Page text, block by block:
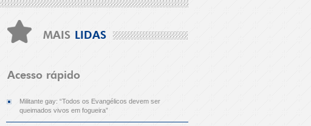
MAIS LIDAS
Acesso rápido
Militante gay: “Todos os Evangélicos devem ser
queimados vivos em fogueira”